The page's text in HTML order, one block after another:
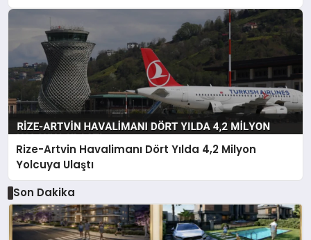
Rize-Artvin Havalimanı Dört Yılda 4,2 Milyon
Yolcuya Ulaştı
Son Dakika